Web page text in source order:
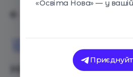
Ніл Ґейман: Чому
«Освіта Нова» — у